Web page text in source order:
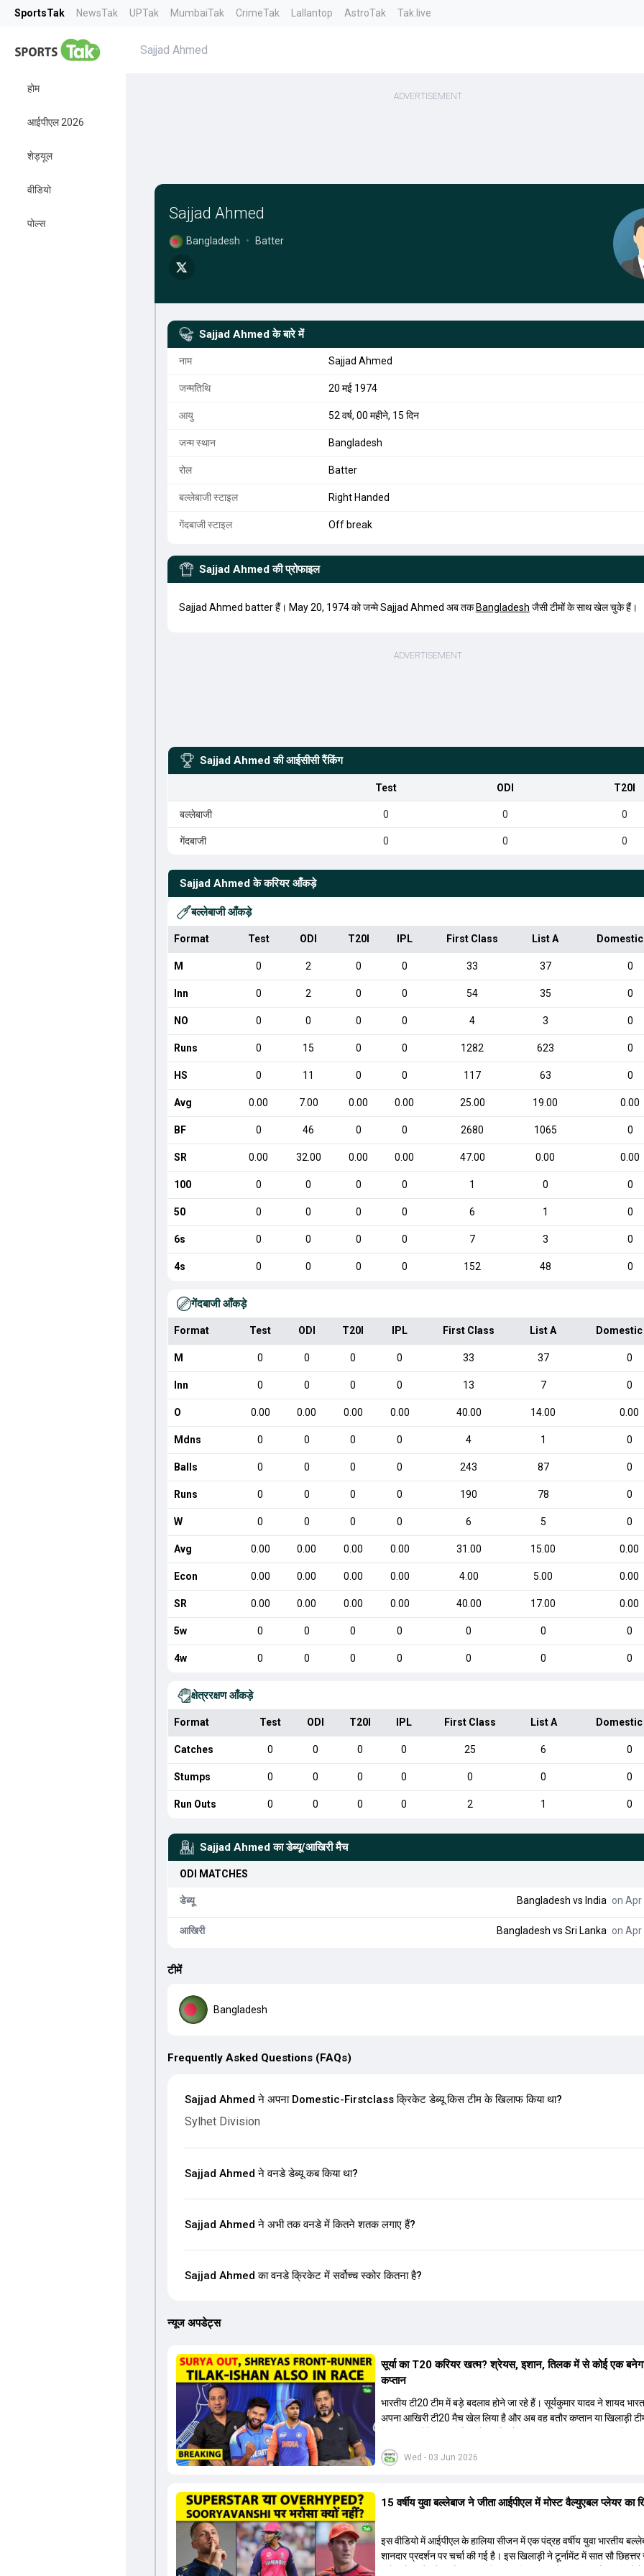
SportsTak NewsTak UPTak MumbaiTak CrimeTak Lallantop AstroTak Tak.live
होम
आईपीएल 2026
शेड्यूल
वीडियो
पोल्स
Sajjad Ahmed
Sajjad Ahmed
Bangladesh • Batter
Sajjad Ahmed के बारे में
नाम Sajjad Ahmed
जन्मतिथि 20 मई 1974
आयु 52 वर्ष, 00 महीने, 15 दिन
जन्म स्थान Bangladesh
रोल Batter
बल्लेबाजी स्टाइल Right Handed
गेंदबाजी स्टाइल Off break
Sajjad Ahmed की प्रोफाइल
Sajjad Ahmed batter हैं। May 20, 1974 को जन्मे Sajjad Ahmed अब तक Bangladesh जैसी टीमों के साथ खेल चुके हैं।
Sajjad Ahmed की आईसीसी रैंकिंग
Test ODI T20I
बल्लेबाजी 0 0 0
गेंदबाजी 0 0 0
Sajjad Ahmed के करियर आँकड़े
बल्लेबाजी आँकड़े
Format Test ODI T20I IPL First Class List A
M 0 2 0 0 33 37 0
Inn 0 2 0 0 54 35 0
NO 0 0 0 0 4 3 0
Runs 0 15 0 0 1282 623 0
HS 0 11 0 0 117 63 0
Avg 0.00 7.00 0.00 0.00 25.00 19.00 0.00
BF 0 46 0 0 2680 1065 0
SR 0.00 32.00 0.00 0.00 47.00 0.00 0.00
100 0 0 0 0 1 0 0
50 0 0 0 0 6 1 0
6s 0 0 0 0 7 3 0
4s 0 0 0 0 152 48 0
गेंदबाजी आँकड़े
Format Test ODI T20I IPL First Class List A
M 0 0 0 0 33 37 0
Inn 0 0 0 0 13 7 0
O 0.00 0.00 0.00 0.00 40.00 14.00 0.00
Mdns 0 0 0 0 4 1 0
Balls 0 0 0 0 243 87 0
Runs 0 0 0 0 190 78 0
W 0 0 0 0 6 5 0
Avg 0.00 0.00 0.00 0.00 31.00 15.00 0.00
Econ 0.00 0.00 0.00 0.00 4.00 5.00 0.00
SR 0.00 0.00 0.00 0.00 40.00 17.00 0.00
5w 0 0 0 0 0 0 0
4w 0 0 0 0 0 0 0
क्षेत्ररक्षण आँकड़े
Format Test ODI T20I IPL First Class List A
Catches 0 0 0 0 25 6 0
Stumps 0 0 0 0 0 0 0
Run Outs 0 0 0 0 2 1 0
Sajjad Ahmed का डेब्यू/आखिरी मैच
ODI MATCHES
डेब्यू Bangladesh vs India on Apr
आखिरी Bangladesh vs Sri Lanka on Apr
टीमें
Bangladesh
Frequently Asked Questions (FAQs)
Sajjad Ahmed ने अपना Domestic-Firstclass क्रिकेट डेब्यू किस टीम के खिलाफ किया था?
Sylhet Division
Sajjad Ahmed ने वनडे डेब्यू कब किया था?
Sajjad Ahmed ने अभी तक वनडे में कितने शतक लगाए हैं?
Sajjad Ahmed का वनडे क्रिकेट में सर्वोच्च स्कोर कितना है?
न्यूज अपडेट्स
Wed - 03 Jun 2026
सूर्या का T20 करियर खत्म? श्रेयस, इशान, तिलक में से कोई एक
कप्तान
भारतीय टी20 टीम में बड़े बदलाव होने जा रहे हैं। सूर्यकुमार यादव ने शायद
अपना आखिरी टी20 मैच खेल लिया है और अब वह बतौर कप्तान या खिलाड़ी
की तलाश जारी है। इस रेस में श्रेयस अय्यर सबसे आगे चल रहे हैं। उनके
किशन और तिलक वर्मा भी कप्तानी के दावेदार हैं। अक्षर पटेल इस रेस में काफी
और संजू सैमसन पहली पसंद होंगे। इसके अलावा नीतीश रेड्डी को बतौर
आगामी टी20 वर्ल्ड कप और 2028 ओलंपिक के लिए लंबी अवधि का विजन
हैं।
15 वर्षीय युवा बल्लेबाज ने जीता आईपीएल में मोस्ट वैल्युएबल प्लेयर का
इस वीडियो में आईपीएल के हालिया सीजन में एक पंद्रह वर्षीय युवा भारतीय
शानदार प्रदर्शन पर चर्चा की गई है। इस खिलाड़ी ने टूर्नामेंट में सात सौ